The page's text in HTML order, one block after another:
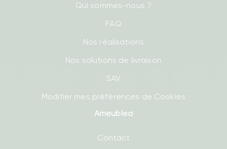
Qui sommes-nous ?
FAQ
Nos réalisations
Nos solutions de livraison
SAV
Modifier mes préférences de Cookies
Ameublea
Contact